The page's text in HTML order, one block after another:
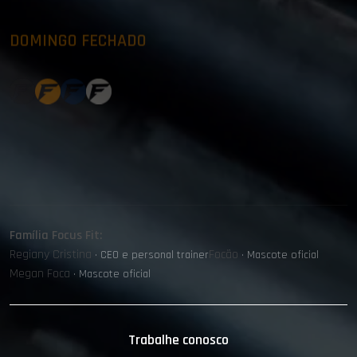
DOMINGO FECHADO
Família Focus Fit:
Regiany Cristina · CEO e personal trainerFocão · Mascote oficial
Megan Foca · Mascote oficial
Trabalhe conosco